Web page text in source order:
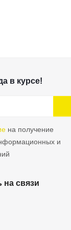
в курсе!
на получение
и
на связи